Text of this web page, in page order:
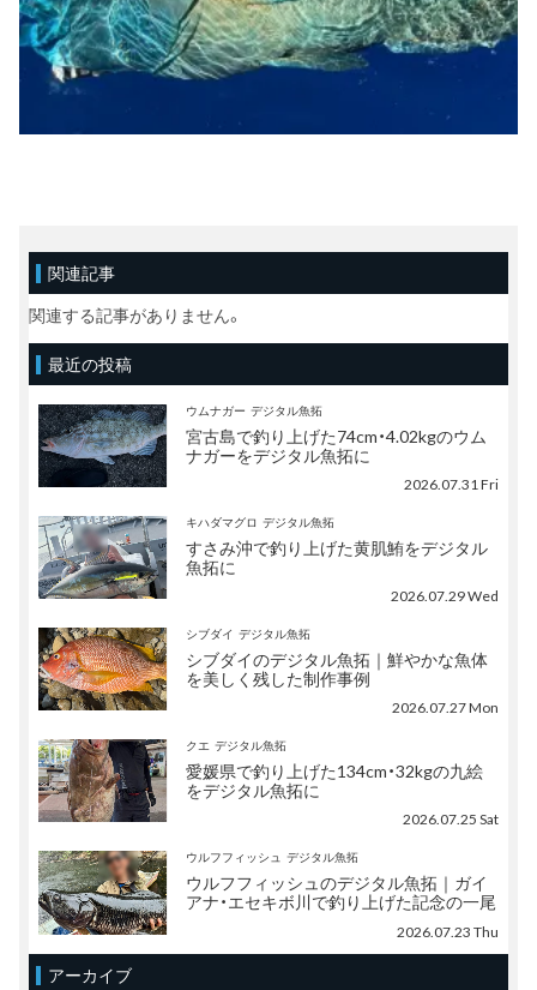
関連記事
関連する記事がありません。
最近の投稿
ウムナガー デジタル魚拓
宮古島で釣り上げた74cm・4.02kgのウム
ナガーをデジタル魚拓に
2026.07.31 Fri
キハダマグロ デジタル魚拓
すさみ沖で釣り上げた黄肌鮪をデジタル
魚拓に
2026.07.29 Wed
シブダイ デジタル魚拓
シブダイのデジタル魚拓｜鮮やかな魚体
を美しく残した制作事例
2026.07.27 Mon
クエ デジタル魚拓
愛媛県で釣り上げた134cm・32kgの九絵
をデジタル魚拓に
2026.07.25 Sat
ウルフフィッシュ デジタル魚拓
ウルフフィッシュのデジタル魚拓｜ガイ
アナ・エセキボ川で釣り上げた記念の一尾
2026.07.23 Thu
アーカイブ